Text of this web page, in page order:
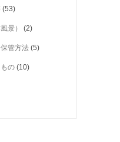
(53)
景） (2)
管方法 (5)
の (10)